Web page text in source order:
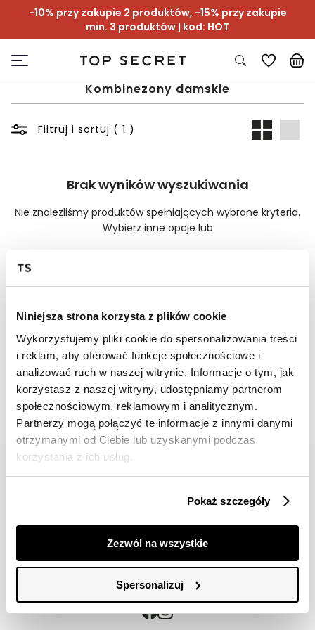
Niniejsza strona korzysta z plików cookie
Wykorzystujemy pliki cookie do spersonalizowania treści
i reklam, aby oferować funkcje społecznościowe i
analizować ruch w naszej witrynie. Informacje o tym, jak
korzystasz z naszej witryny, udostępniamy partnerom
społecznościowym, reklamowym i analitycznym.
Partnerzy mogą połączyć te informacje z innymi danymi
otrzymanymi od Ciebie lub uzyskanymi podczas
korzystania z ich usług.
Pokaż szczegóły
Zezwól na wszystkie
Spersonalizuj
-10% przy zakupie 2 produktów, -15% przy zakupie
min. 3 produktów | kod: HOT
Kombinezony damskie
Filtruj i sortuj ( 1 )
Brak wyników wyszukiwania
Nie znalezliśmy produktów spełniających wybrane kryteria.
Wybierz inne opcje lub
📸 OZNACZAJ NAS NA ZDJĘCIACH
#topsecretfashion
Znajdź nas